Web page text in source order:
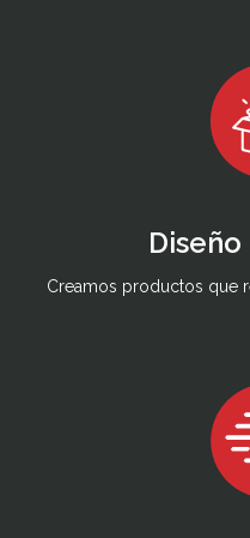
Creamos productos que